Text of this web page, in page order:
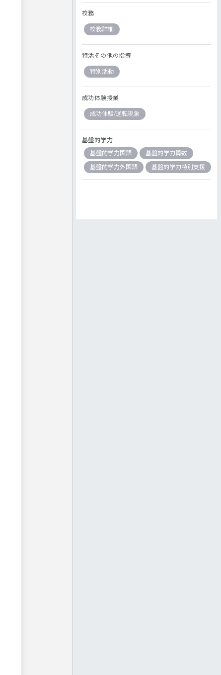
校務
校務詳細
特活その他の指導
特別活動
成功体験授業
成功体験/逆転現象
基盤的学力
基盤的学力国語
基盤的学力算数
基盤的学力外国語
基盤的学力特別支援